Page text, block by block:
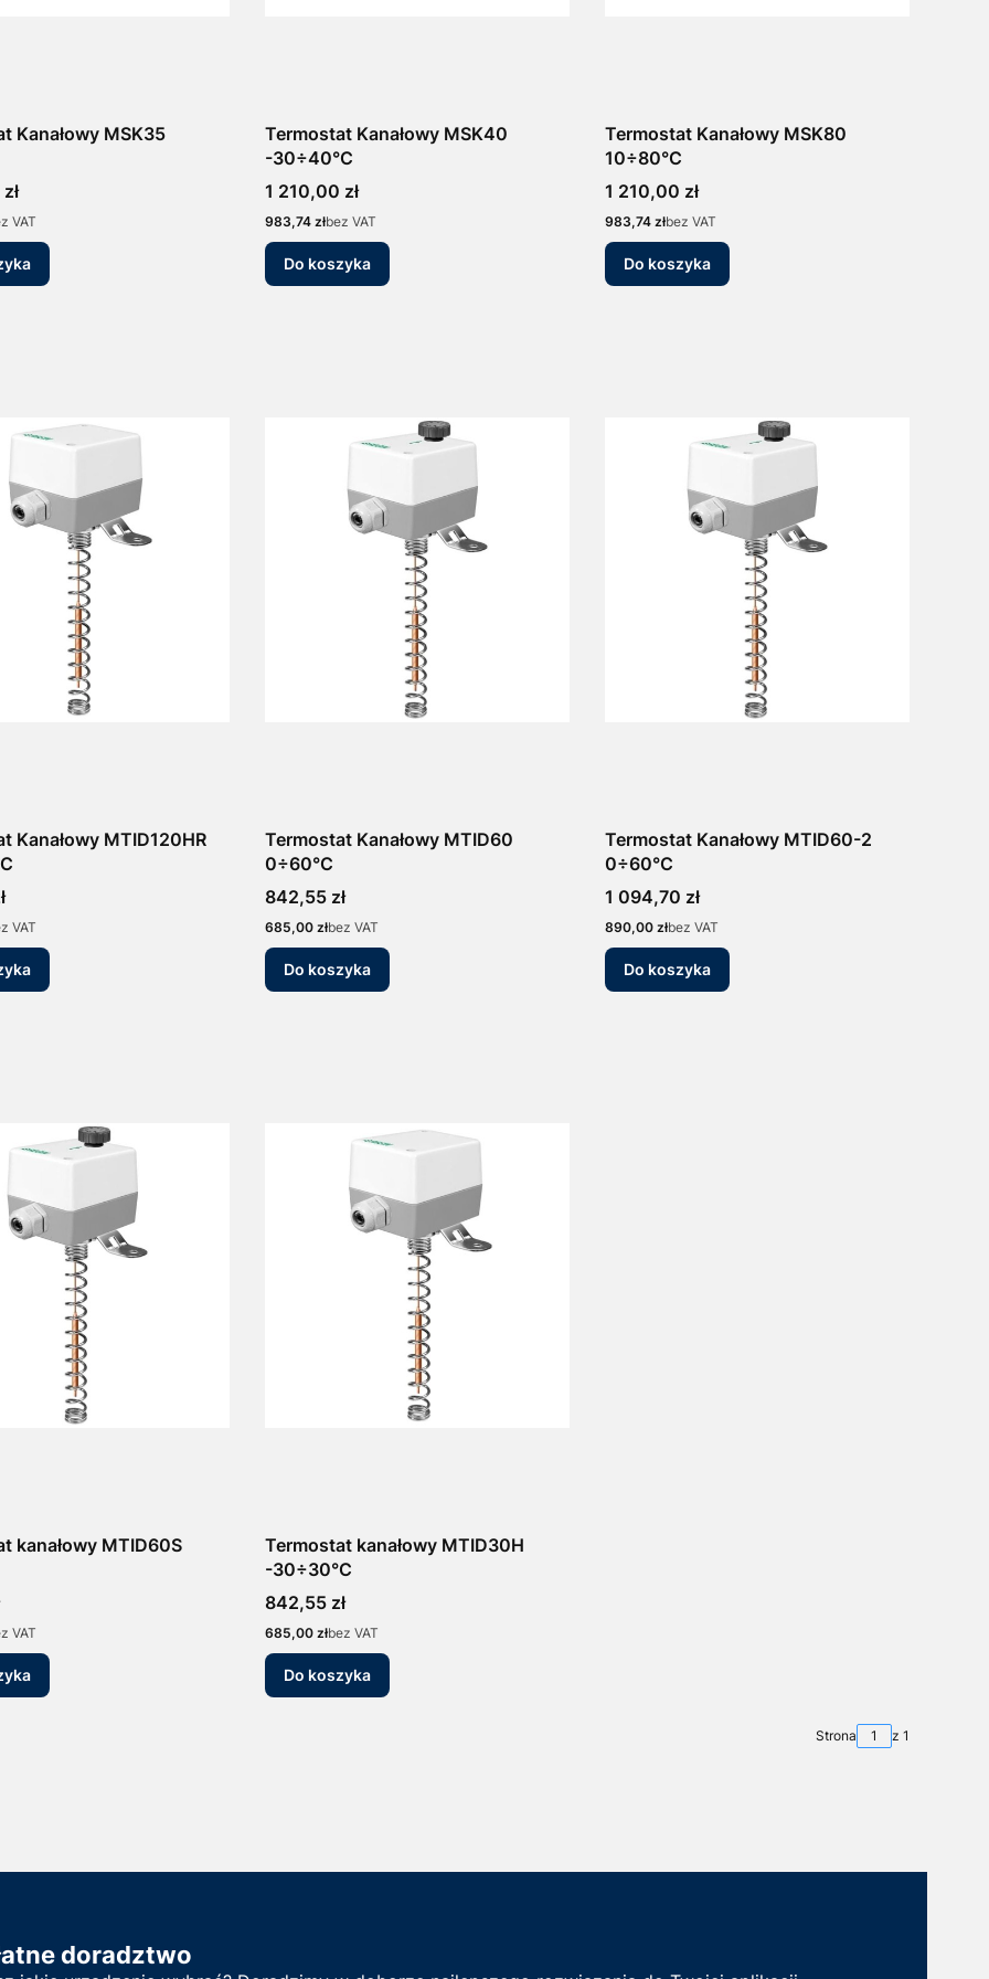
Kanałowy MSK35
VAT
Termostat Kanałowy MSK40
-30÷40°C
Cena
1 210,00 zł
Cena
983,74 złbez VAT
Do koszyka
Termostat Kanałowy MSK80
10÷80°C
Cena
1 210,00 zł
Cena
983,74 złbez VAT
Do koszyka
Kanałowy MTID120HR
VAT
Termostat Kanałowy MTID60
0÷60°C
Cena
842,55 zł
Cena
685,00 złbez VAT
Do koszyka
Termostat Kanałowy MTID60-2
0÷60°C
Cena
1 094,70 zł
Cena
890,00 złbez VAT
Do koszyka
kanałowy MTID60S
VAT
Termostat kanałowy MTID30H
-30÷30°C
Cena
842,55 zł
Cena
685,00 złbez VAT
Do koszyka
Strona z 1
doradztwo